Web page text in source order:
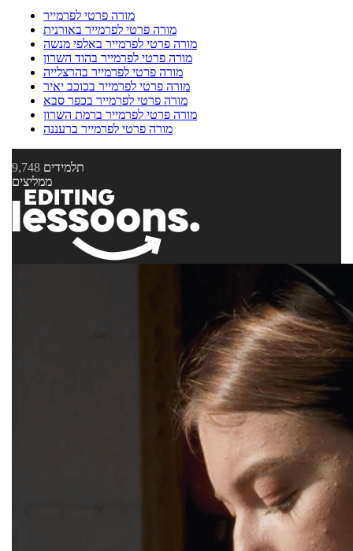
מורה פרטי לפרמייר
מורה פרטי לפרמייר באורנית
מורה פרטי לפרמייר באלפי מנשה
מורה פרטי לפרמייר בהוד השרון
מורה פרטי לפרמייר בהרצלייה
מורה פרטי לפרמייר בכוכב יאיר
מורה פרטי לפרמייר בכפר סבא
מורה פרטי לפרמייר ברמת השרון
מורה פרטי לפרמייר ברעננה
9,748 תלמידים
ממליצים